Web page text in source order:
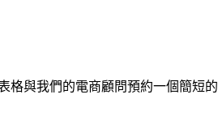
格與我們的電商顧問預約一個簡短